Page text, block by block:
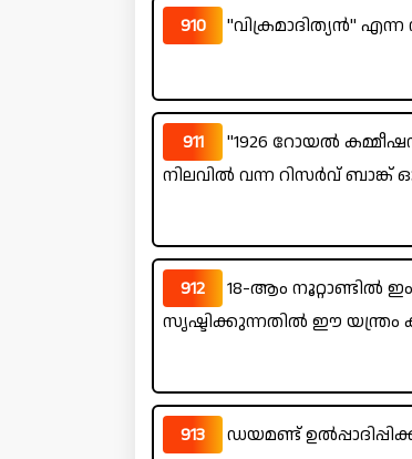
910 "വിക്രമാദിത്യൻ"
911
"1926 റോയൽ
നിലവിൽ വന്ന റിസർവ്
912
18-ആം നൂറ്റാണ്ടിൽ
സൃഷ്ടിക്കുന്നതിൽ ഈ യന്ത്രം
913 ഡയമണ്ട്